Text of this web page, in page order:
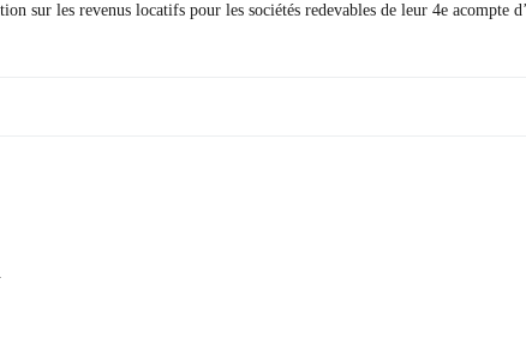
sur les revenus locatifs pour les sociétés redevables de leur 4e acompte